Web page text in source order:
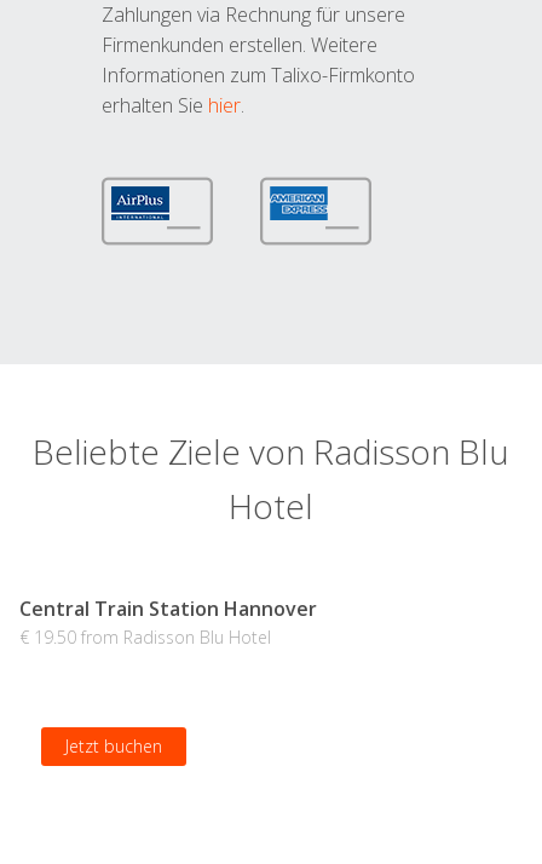
Zahlungen via Rechnung für unsere
Firmenkunden erstellen. Weitere
Informationen zum Talixo-Firmkonto
erhalten Sie hier.
Beliebte Ziele von Radisson Blu
Hotel
Central Train Station Hannover
€ 19.50 from Radisson Blu Hotel
Jetzt buchen